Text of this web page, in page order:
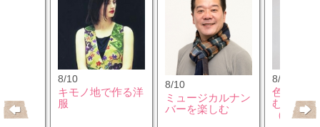
8/10
キモノ地で作る洋
服
8/10
ミュージカルナン
バーを楽しむ
8/12
色のチカ
むカラー
（第2水